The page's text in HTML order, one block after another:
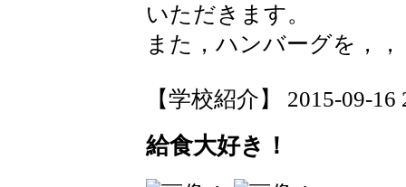
いただきます。
また，ハンバーグを
【学校紹介】 2015-09-16
給食大好き！